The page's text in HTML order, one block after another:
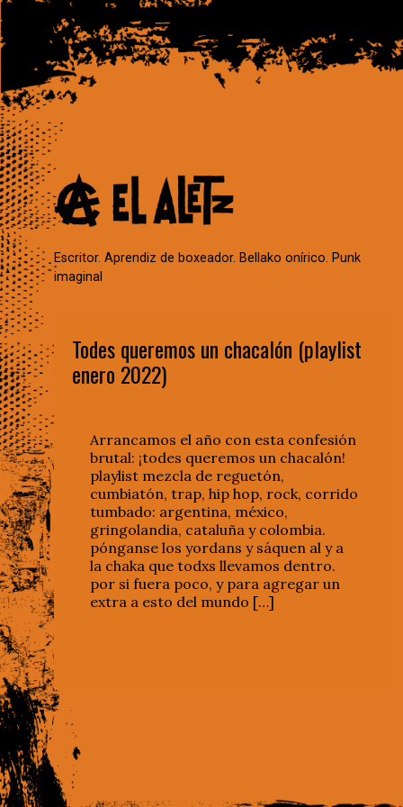
Escritor. Aprendiz de boxeador. Bellako onírico. Punk
imaginal
Todes queremos un chacalón (playlist
enero 2022)
Arrancamos el año con esta confesión
brutal: ¡todes queremos un chacalón!
playlist mezcla de reguetón,
cumbiatón, trap, hip hop, rock, corrido
tumbado: argentina, méxico,
gringolandia, cataluña y colombia.
pónganse los yordans y sáquen al y a
la chaka que todxs llevamos dentro.
por si fuera poco, y para agregar un
extra a esto del mundo […]